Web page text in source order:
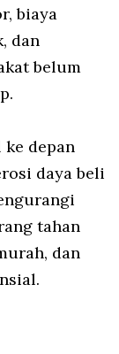
biaya
dan
belum
ke depan
daya beli
tahan
dan